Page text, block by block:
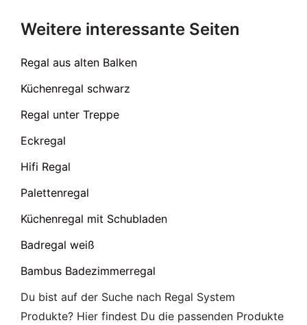
Weitere interessante Seiten
Regal aus alten Balken
Küchenregal schwarz
Regal unter Treppe
Eckregal
Hifi Regal
Palettenregal
Küchenregal mit Schubladen
Badregal weiß
Bambus Badezimmerregal
Du bist auf der Suche nach Regal System
Produkte? Hier findest Du die passenden Produkte